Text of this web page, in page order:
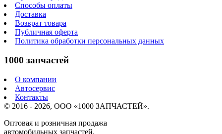
Способы оплаты
Доставка
Возврат товара
Публичная оферта
Политика обработки персональных данных
1000 запчастей
О компании
Автосервис
Контакты
© 2016 - 2026, ООО «1000 ЗАПЧАСТЕЙ».
Оптовая и розничная продажа
автомобильных запчастей.